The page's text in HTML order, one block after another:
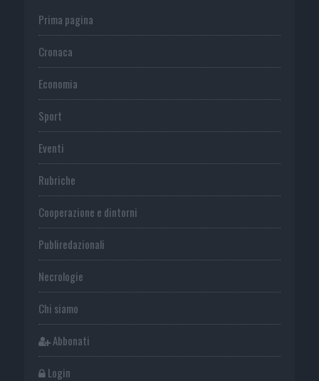
Prima pagina
Cronaca
Economia
Sport
Eventi
Rubriche
Cooperazione e dintorni
Publiredazionali
Necrologie
Chi siamo
Abbonati
Login